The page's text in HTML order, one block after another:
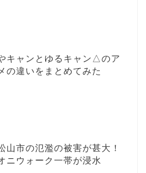
キャンとゆるキャン△のア
の違いをまとめてみた
山市の氾濫の被害が甚大！
ニウォーク一帯が浸水